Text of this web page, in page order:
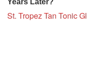
St. Tropez Tan Tonic